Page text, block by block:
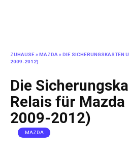
ZUHAUSE»MAZDA »DIE SICHERUNGSKASTEN
2009-2012)
Die
Relais für Mazda
2009-2012)
MAZDA